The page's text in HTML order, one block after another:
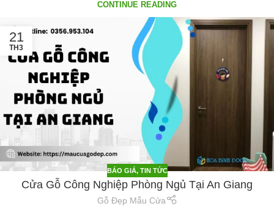
CONTINUE READING
21
TH3
BÁO GIÁ, TIN TỨC
Cửa Gỗ Công Nghiệp Phòng Ngủ Tại An Giang
Gỗ Đẹp Mẫu Cửa